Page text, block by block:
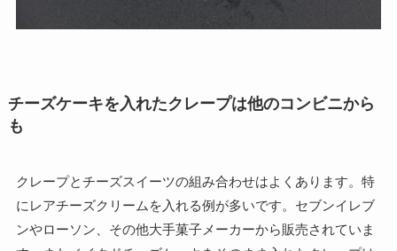
チーズケーキを入れたクレープは他のコンビニから
も
クレープとチーズスイーツの組み合わせはよくあります。特
にレアチーズクリームを入れる例が多いです。セブンイレブ
ンやローソン、その他大手菓子メーカーから販売されていま